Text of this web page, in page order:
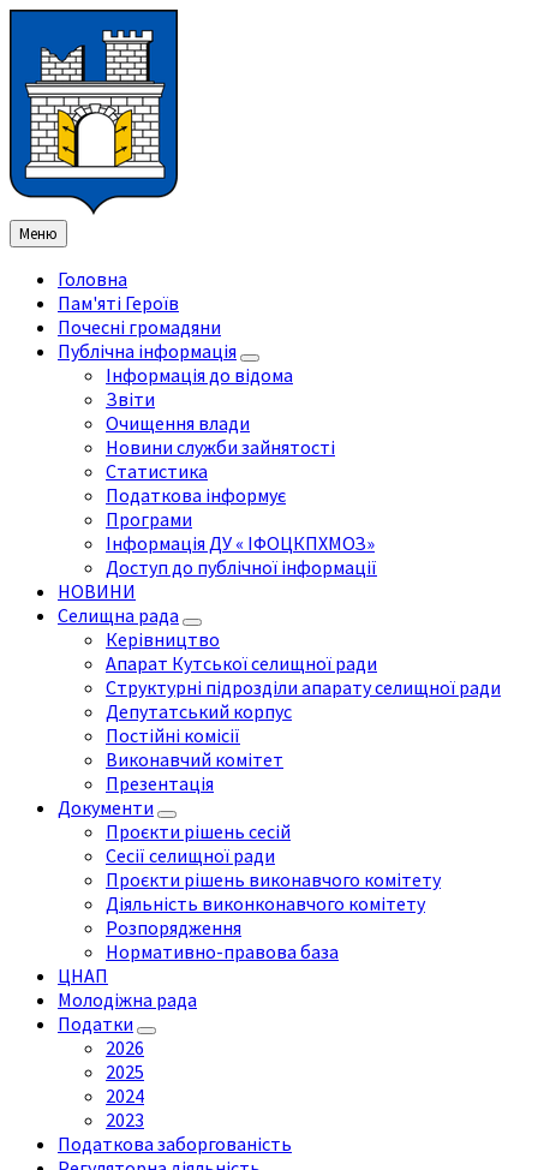
змісту
ліву
бічну
панель
праву
бічну
панель
нижнього
колонтитула
Меню
Головна
Пам'яті Героїв
Почесні громадяни
Публічна інформація
Інформація до відома
Звіти
Очищення влади
Новини служби зайнятості
Статистика
Податкова інформує
Програми
Інформація ДУ « ІФОЦКПХМОЗ»
Доступ до публічної інформації
НОВИНИ
Селищна рада
Керівництво
Апарат Кутської селищної ради
Структурні підрозділи апарату селищної ради
Депутатський корпус
Постійні комісії
Виконавчий комітет
Презентація
Документи
Проєкти рішень сесій
Сесії селищної ради
Проєкти рішень виконавчого комітету
Діяльність виконконавчого комітету
Розпорядження
Нормативно-правова база
ЦНАП
Молодіжна рада
Податки
2026
2025
2024
2023
Податкова заборгованість